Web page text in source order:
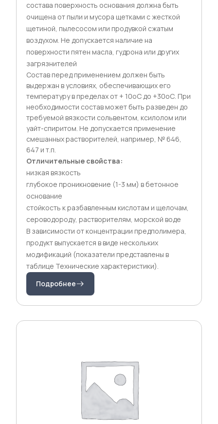
состава поверхность основания должна быть
очищена от пыли и мусора щетками с жесткой
щетиной, пылесосом или продувкой сжатым
воздухом. Не допускается наличие на
поверхности пятен масла, гудрона или других
загрязнителей
Состав перед применением должен быть
выдержан в условиях, обеспечивающих его
температуру в пределах от + 10оС до +30оС. При
необходимости состав может быть разведен до
требуемой вязкости сольвентом, ксилолом или
уайт-спиритом. Не допускается применение
смешанных растворителей, например, № 646,
647 и т.п.
Отличительные свойства:
низкая вязкость
глубокое проникновение (1-3 мм) в бетонное
основание
стойкость к разбавленным кислотам и щелочам,
сероводороду, растворителям, морской воде
В зависимости от концентрации предполимера,
продукт выпускается в виде нескольких
модификаций (показатели представлены в
таблице Технические характеристики).
Подробнее